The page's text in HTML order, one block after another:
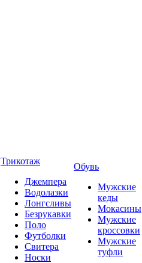
Трикотаж
Джемпера
Водолазки
Лонгсливы
Безрукавки
Поло
Футболки
Свитера
Носки
Обувь
Мужские
кеды
Мокасины
Мужские
кроссовки
Мужские
туфли